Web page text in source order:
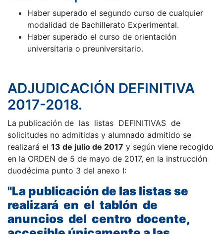
Haber superado el segundo curso de cualquier
modalidad de Bachillerato Experimental.
Haber superado el curso de orientación
universitaria o preuniversitario.
ADJUDICACIÓN DEFINITIVA
2017-2018.
La publicación de las listas DEFINITIVAS de
solicitudes no admitidas y alumnado admitido se
realizará el 13 de julio de 2017 y según viene recogido
en la ORDEN de 5 de mayo de 2017, en la instrucción
duodécima punto 3 del anexo I:
"La publicación de las listas se
realizará en el tablón de
anuncios del centro docente,